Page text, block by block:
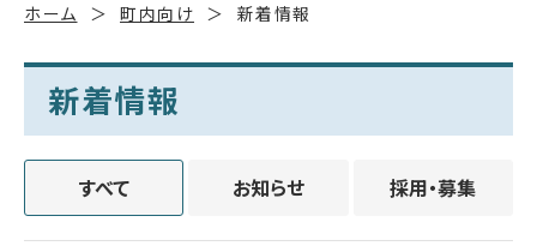
ホーム 町内向け 新着情報
新着情報
すべて お知らせ 採用・募集